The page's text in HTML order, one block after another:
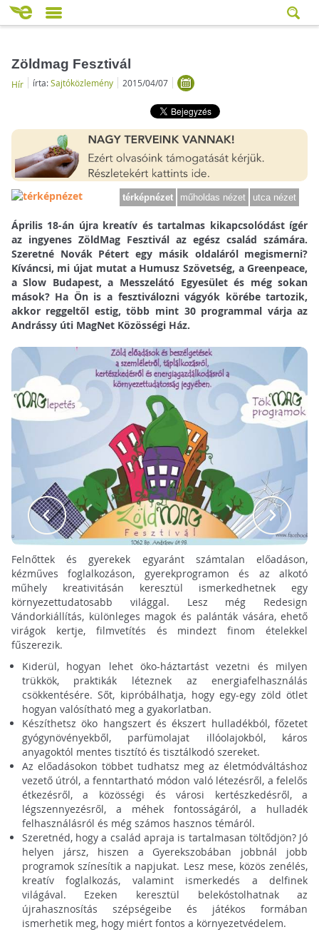
Zöldmag Fesztivál
Hír írta:Sajtóközlemény 2015/04/07
térképnézet műholdas nézet utca nézet
Április 18-án újra kreatív és tartalmas kikapcsolódást ígér
az ingyenes ZöldMag Fesztivál az egész család számára.
Szeretné Novák Pétert egy másik oldaláról megismerni?
Kíváncsi, mi újat mutat a Humusz Szövetség, a Greenpeace,
a Slow Budapest, a Messzelátó Egyesület és még sokan
mások? Ha Ön is a fesztiválozni vágyók körébe tartozik,
akkor reggeltől estig, több mint 30 programmal várja az
Andrássy úti MagNet Közösségi Ház.
Felnőttek és gyerekek egyaránt számtalan előadáson,
kézműves foglalkozáson, gyerekprogramon és az alkotó
műhely kreativitásán keresztül ismerkedhetnek egy
környezettudatosabb világgal. Lesz még Redesign
Vándorkiállítás, különleges magok és palánták vására, ehető
virágok kertje, filmvetítés és mindezt finom ételekkel
fűszerezik.
Kiderül, hogyan lehet öko-háztartást vezetni és milyen
trükkök, praktikák léteznek az energiafelhasználás
csökkentésére. Sőt, kipróbálhatja, hogy egy-egy zöld ötlet
hogyan valósítható meg a gyakorlatban.
Készíthetsz öko hangszert és ékszert hulladékból, főzetet
gyógynövényekből, parfümolajat illóolajokból, káros
anyagoktól mentes tisztító és tisztálkodó szereket.
Az előadásokon többet tudhatsz meg az életmódváltáshoz
vezető útról, a fenntartható módon való létezésről, a felelős
étkezésről, a közösségi és városi kertészkedésről, a
légszennyezésről, a méhek fontosságáról, a hulladék
felhasználásról és még számos hasznos témáról.
Szeretnéd, hogy a család apraja is tartalmasan töltődjön? Jó
helyen jársz, hiszen a Gyerekszobában jobbnál jobb
programok színesítik a napjukat. Lesz mese, közös zenélés,
kreatív foglalkozás, valamint ismerkedés a delfinek
világával. Ezeken keresztül belekóstolhatnak az
újrahasznosítás szépségeibe és játékos formában
ismerhetik meg, hogy miért fontos a környezetvédelem.